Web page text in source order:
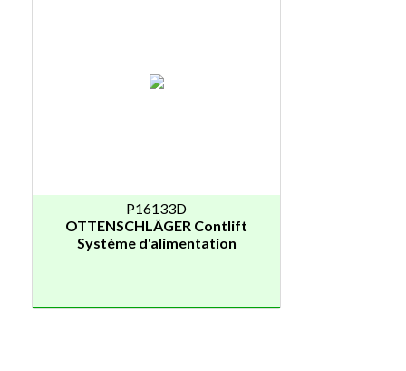
P16133D
OTTENSCHLÄGER Contlift
Système d'alimentation